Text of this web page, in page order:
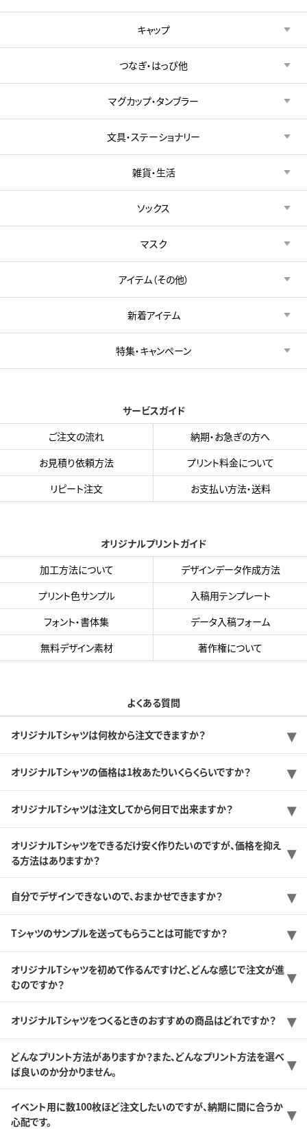
キャップ
つなぎ・はっぴ他
マグカップ・タンブラー
文具・ステーショナリー
雑貨・生活
ソックス
マスク
アイテム（その他）
新着アイテム
特集・キャンペーン
サービスガイド
ご注文の流れ
納期・お急ぎの方へ
お見積り依頼方法
プリント料金について
リピート注文
お支払い方法・送料
オリジナルプリントガイド
加工方法について
デザインデータ作成方法
プリント色サンプル
入稿用テンプレート
フォント・書体集
データ入稿フォーム
無料デザイン素材
著作権について
よくある質問
オリジナルTシャツは何枚から注文できますか？
オリジナルTシャツの価格は1枚あたりいくらくらいですか？
オリジナルTシャツは注文してから何日で出来ますか？
オリジナルTシャツをできるだけ安く作りたいのですが、価格を抑え
る方法はありますか？
自分でデザインできないので、おまかせできますか？
Tシャツのサンプルを送ってもらうことは可能ですか？
オリジナルTシャツを初めて作るんですけど、どんな感じで注文が進
むのですか？
オリジナルTシャツをつくるときのおすすめの商品はどれですか？
どんなプリント方法がありますか？また、どんなプリント方法を選べ
ば良いのか分かりません。
イベント用に数100枚ほど注文したいのですが、納期に間に合うか
心配です。